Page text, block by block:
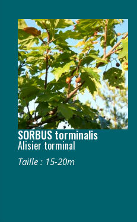
SORBUS torminalis
Alisier torminal
Taille : 15-20m